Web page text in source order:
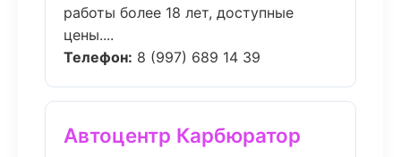
работы более 18 лет, доступные
цены....
Телефон: 8 (997) 689 14 39
Автоцентр Карбюратор